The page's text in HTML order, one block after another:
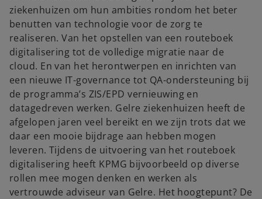
ziekenhuizen om hun ambities rondom het beter
benutten van technologie voor de zorg te
realiseren. Van het opstellen van een routeboek
digitalisering tot de volledige migratie naar de
cloud. En van het herontwerpen en inrichten van
een nieuwe IT-governance tot QA-ondersteuning bij
de programma’s ZIS/EPD vernieuwing en
datagedreven werken. Gelre ziekenhuizen heeft de
afgelopen jaren veel bereikt en we zijn trots dat we
daar een mooie bijdrage aan hebben mogen
leveren. Tijdens de uitvoering van het routeboek
digitalisering heeft KPMG bijvoorbeeld op diverse
rollen mee mogen denken en werken als
vertrouwde adviseur van Gelre. Het hoogtepunt? De